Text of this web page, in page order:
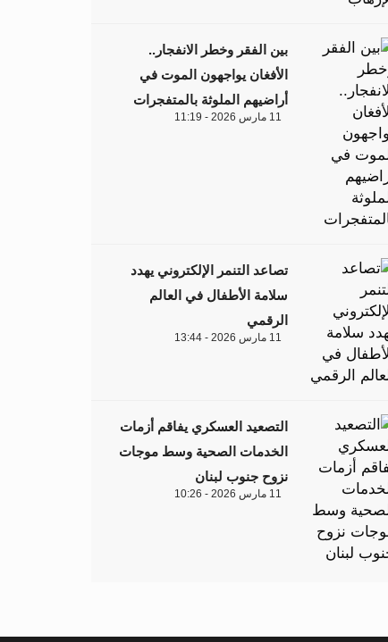
بين الفقر وخطر الانفجار..
الأفغان يواجهون الموت في
أراضيهم الملوثة بالمتفجرات
11 مارس 2026 - 11:19
تصاعد التنمر الإلكتروني يهدد
سلامة الأطفال في العالم
الرقمي
11 مارس 2026 - 13:44
التصعيد العسكري يفاقم أزمات
الخدمات الصحية وسط موجات
نزوح جنوب لبنان
11 مارس 2026 - 10:26